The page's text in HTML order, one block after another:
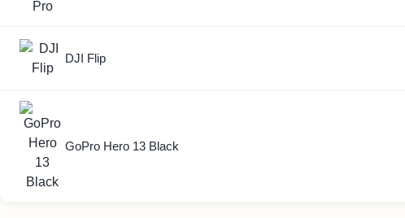
DJI Flip
GoPro Hero 13 Black